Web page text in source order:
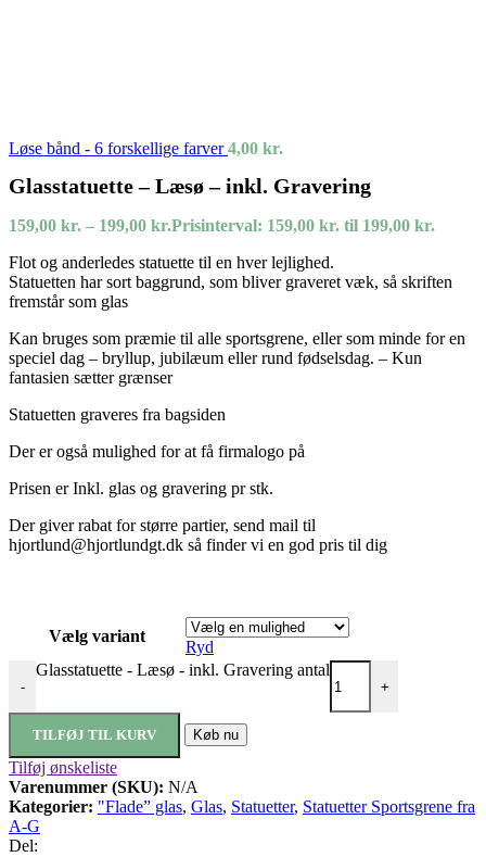
Løse bånd - 6 forskellige farver4,00 kr.
Glasstatuette – Læsø – inkl. Gravering
159,00 kr. – 199,00 kr.Prisinterval: 159,00 kr. til 199,00 kr.
Flot og anderledes statuette til en hver lejlighed.
Statuetten har sort baggrund, som bliver graveret væk, så skriften
fremstår som glas
Kan bruges som præmie til alle sportsgrene, eller som minde for en
speciel dag – bryllup, jubilæum eller rund fødselsdag. – Kun
fantasien sætter grænser
Statuetten graveres fra bagsiden
Der er også mulighed for at få firmalogo på
Prisen er Inkl. glas og gravering pr stk.
Der giver rabat for større partier, send mail til
hjortlund@hjortlundgt.dk så finder vi en god pris til dig
Vælg variant
Ryd
-
Glasstatuette - Læsø - inkl. Gravering antal
+
TILFØJ TIL KURV Køb nu
Tilføj ønskeliste
Varenummer (SKU): N/A
Kategorier: "Flade” glas, Glas, Statuetter, Statuetter Sportsgrene fra
A-G
Del: